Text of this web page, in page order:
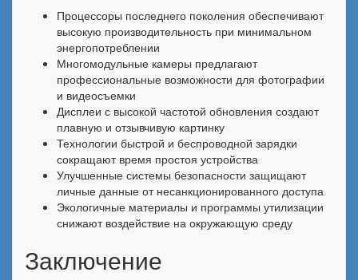
Процессоры последнего поколения обеспечивают
высокую производительность при минимальном
энергопотреблении
Многомодульные камеры предлагают
профессиональные возможности для фотографии
и видеосъемки
Дисплеи с высокой частотой обновления создают
плавную и отзывчивую картинку
Технологии быстрой и беспроводной зарядки
сокращают время простоя устройства
Улучшенные системы безопасности защищают
личные данные от несанкционированного доступа
Экологичные материалы и программы утилизации
снижают воздействие на окружающую среду
Заключение